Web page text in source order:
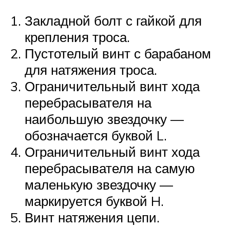
Закладной болт с гайкой для
крепления троса.
Пустотелый винт с барабаном
для натяжения троса.
Ограничительный винт хода
перебрасывателя на
наибольшую звездочку —
обозначается буквой L.
Ограничительный винт хода
перебрасывателя на самую
маленькую звездочку —
маркируется буквой H.
Винт натяжения цепи.